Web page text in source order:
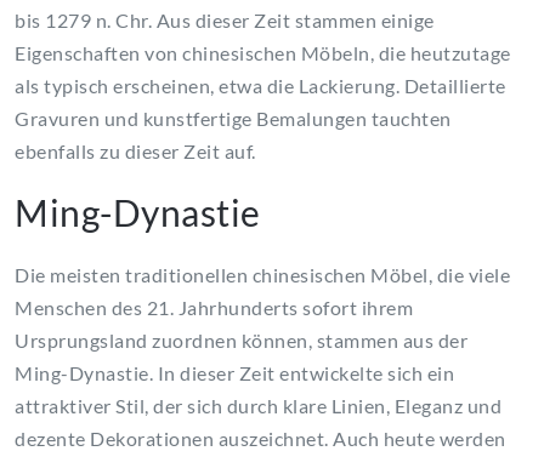
bis 1279 n. Chr. Aus dieser Zeit stammen einige
Eigenschaften von chinesischen Möbeln, die heutzutage
als typisch erscheinen, etwa die Lackierung. Detaillierte
Gravuren und kunstfertige Bemalungen tauchten
ebenfalls zu dieser Zeit auf.
Ming-Dynastie
Die meisten traditionellen chinesischen Möbel, die viele
Menschen des 21. Jahrhunderts sofort ihrem
Ursprungsland zuordnen können, stammen aus der
Ming-Dynastie. In dieser Zeit entwickelte sich ein
attraktiver Stil, der sich durch klare Linien, Eleganz und
dezente Dekorationen auszeichnet. Auch heute werden